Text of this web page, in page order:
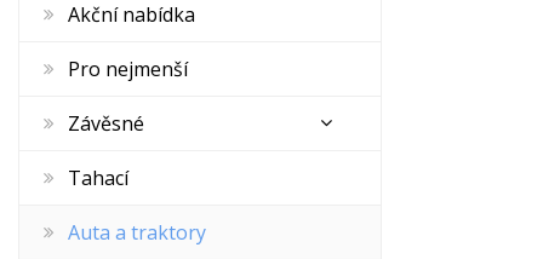
Akční nabídka
Pro nejmenší
Závěsné
Tahací
Auta a traktory